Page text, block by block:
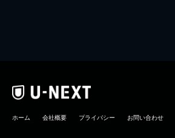
ホーム 会社概要 プライバシー お問い合わせ